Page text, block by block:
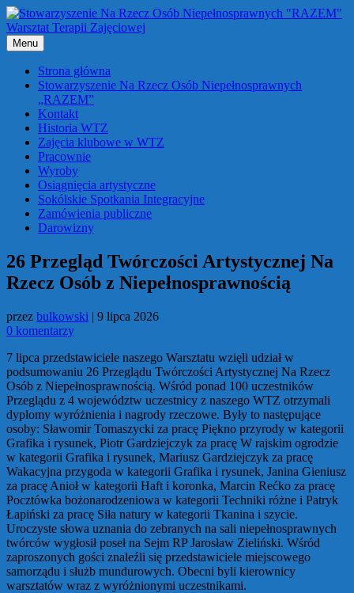
Przejdź
do
treści
Menu
Strona główna
Stowarzyszenie Na Rzecz Osób Niepełnosprawnych
„RAZEM”
Kontakt
Historia WTZ
Zajęcia klubowe w WTZ
Pracownie
Wyroby
Osiągnięcia artystyczne
Sokólskie Spotkania Integracyjne
Zamówienia publiczne
Darowizny
26 Przegląd Twórczości Artystycznej Na
Rzecz Osób z Niepełnosprawnością
przez bulkowski | 9 lipca 2026
0 komentarzy
7 lipca przedstawiciele naszego Warsztatu wzięli udział w
podsumowaniu 26 Przeglądu Twórczości Artystycznej Na Rzecz
Osób z Niepełnosprawnością. Wśród ponad 100 uczestników
Przeglądu z 4 województw uczestnicy z naszego WTZ otrzymali
dyplomy wyróżnienia i nagrody rzeczowe. Były to następujące
osoby: Sławomir Tomaszycki za pracę Piękno przyrody w kategorii
Grafika i rysunek, Piotr Gardziejczyk za pracę W rajskim ogrodzie
w kategorii Grafika i rysunek, Mariusz Gardziejczyk za pracę
Wakacyjna przygoda w kategorii Grafika i rysunek, Janina Gieniusz
za pracę Anioł w kategorii Haft i koronka, Marcin Rećko za pracę
Pocztówka bożonarodzeniowa w kategorii Techniki różne i Patryk
Łapiński za pracę Siła natury w kategorii Tkanina i szycie.
Uroczyste słowa uznania do zebranych na sali niepełnosprawnych
twórców wygłosił poseł na Sejm RP Jarosław Zieliński. Wśród
zaproszonych gości znaleźli się przedstawiciele miejscowego
samorządu i służb mundurowych. Obecni byli kierownicy
warsztatów wraz z wyróżnionymi uczestnikami.